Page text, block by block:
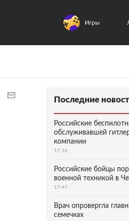
Игры
Последние
Российские
обслуживавшей
компании
17:16
Российские бойцы
военной техникой в
17:47
Врач опровергла
семечках